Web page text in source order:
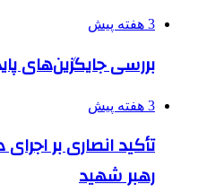
3 هفته پیش
بررسی جایگزین‌های
3 هفته پیش
تأکید انصاری بر
رهبر شهید